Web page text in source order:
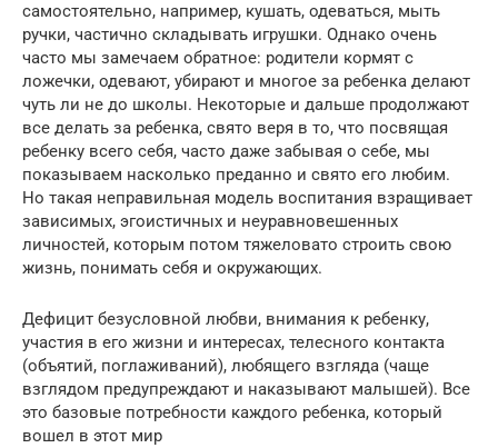
самостоятельно, например, кушать, одеваться, мыть
ручки, частично складывать игрушки. Однако очень
часто мы замечаем обратное: родители кормят с
ложечки, одевают, убирают и многое за ребенка делают
чуть ли не до школы. Некоторые и дальше продолжают
все делать за ребенка, свято веря в то, что посвящая
ребенку всего себя, часто даже забывая о себе, мы
показываем насколько преданно и свято его любим.
Но такая неправильная модель воспитания взращивает
зависимых, эгоистичных и неуравновешенных
личностей, которым потом тяжеловато строить свою
жизнь, понимать себя и окружающих.
Дефицит безусловной любви, внимания к ребенку,
участия в его жизни и интересах, телесного контакта
(объятий, поглаживаний), любящего взгляда (чаще
взглядом предупреждают и наказывают малышей). Все
это базовые потребности каждого ребенка, который
вошел в этот мир